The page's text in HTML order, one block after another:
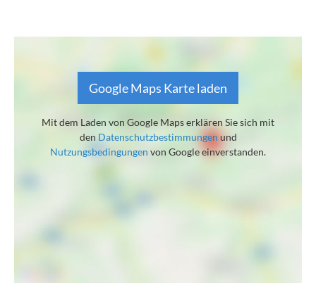
Google Maps Karte laden
Mit dem Laden von Google Maps erklären Sie sich mit
den Datenschutzbestimmungen und
Nutzungsbedingungen von Google einverstanden.